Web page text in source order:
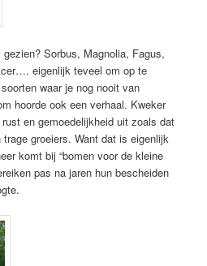
Sorbus, Magnolia, Fagus,
eigenlijk teveel om op te
waar je nog nooit van
hoorde ook een verhaal. Kweker
en gemoedelijkheid uit zoals dat
groeiers. Want dat is eigenlijk
komt bij “bomen voor de kleine
pas na jaren hun bescheiden